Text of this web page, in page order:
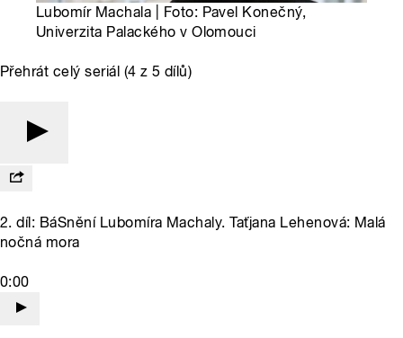
Lubomír Machala | Foto: Pavel Konečný,
Univerzita Palackého v Olomouci
Přehrát celý seriál (4 z 5 dílů)
2. díl: BáSnění Lubomíra Machaly. Taťjana Lehenová: Malá
nočná mora
0:00